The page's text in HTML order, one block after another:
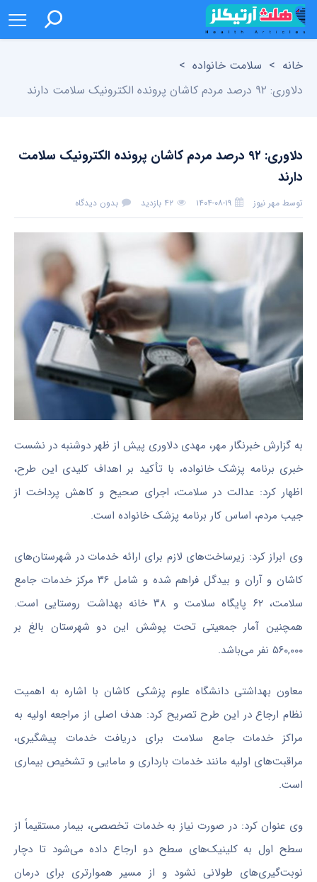
خانه > سلامت خانواده >
دلاوری: ۹۲ درصد مردم کاشان پرونده الکترونیک سلامت دارند
دلاوری: ۹۲ درصد مردم کاشان پرونده الکترونیک سلامت
دارند
توسط مهر نیوز ۱۴۰۴-۰۸-۱۹ ۴۲ بازدید بدون دیدگاه
به گزارش خبرنگار مهر، مهدی دلاوری پیش از ظهر دوشنبه در نشست
خبری برنامه پزشک خانواده، با تأکید بر اهداف کلیدی این طرح،
اظهار کرد: عدالت در سلامت، اجرای صحیح و کاهش پرداخت از
جیب مردم، اساس کار برنامه پزشک خانواده است.
وی ابراز کرد: زیرساخت‌های لازم برای ارائه خدمات در شهرستان‌های
کاشان و آران و بیدگل فراهم شده و شامل ۳۶ مرکز خدمات جامع
سلامت، ۶۲ پایگاه سلامت و ۳۸ خانه بهداشت روستایی است.
همچنین آمار جمعیتی تحت پوشش این دو شهرستان بالغ بر
۵۶۰,۰۰۰ نفر می‌باشد.
معاون بهداشتی دانشگاه علوم پزشکی کاشان با اشاره به اهمیت
نظام ارجاع در این طرح تصریح کرد: هدف اصلی از مراجعه اولیه به
مراکز خدمات جامع سلامت برای دریافت خدمات پیشگیری،
مراقبت‌های اولیه مانند خدمات بارداری و مامایی و تشخیص بیماری
است.
وی عنوان کرد: در صورت نیاز به خدمات تخصصی، بیمار مستقیماً از
سطح اول به کلینیک‌های سطح دو ارجاع داده می‌شود تا دچار
نوبت‌گیری‌های طولانی نشود و از مسیر هموارتری برای درمان